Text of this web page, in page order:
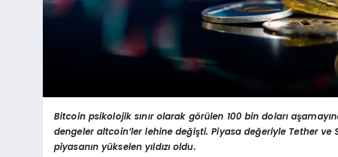
Bitcoin psikolojik sınır olarak görülen 100 bin doları
dengeler altcoin’ler lehine değişti. Piyasa değeriyle Tether ve
piyasanın yükselen yıldızı oldu.